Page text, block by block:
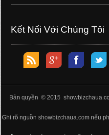
Kết Nối Với Chúng Tôi
Bản quyền © 2015
Ghi rõ nguồn showbizchaua.com nếu